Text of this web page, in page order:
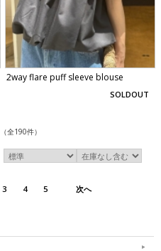
2way flare puff sleeve blouse
SOLDOUT
（全190件）
3 4 5 次へ